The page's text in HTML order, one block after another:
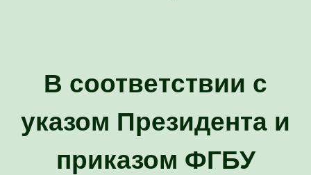
В соответствии с
указом Президента и
приказом ФГБУ